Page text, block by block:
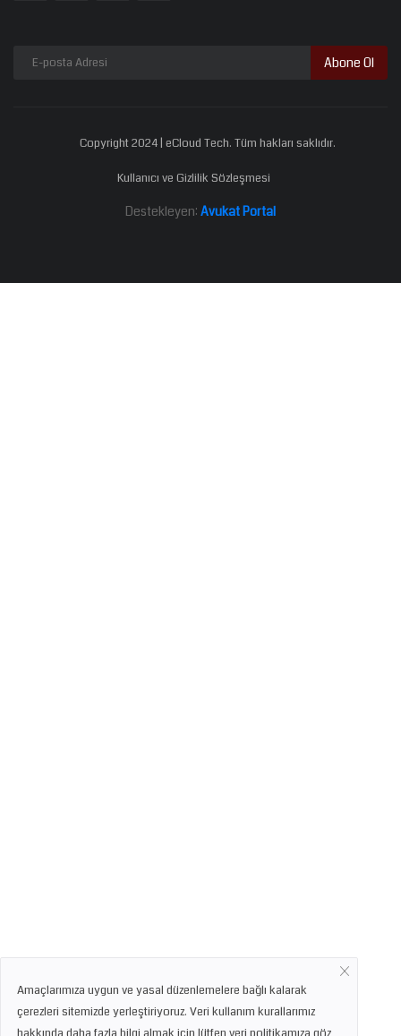
Abone Ol
Copyright 2024 | eCloud Tech. Tüm hakları saklıdır.
Kullanıcı ve Gizlilik Sözleşmesi
Destekleyen: Avukat Portal
Amaçlarımıza uygun ve yasal düzenlemelere bağlı kalarak
çerezleri sitemizde yerleştiriyoruz. Veri kullanım kurallarımız